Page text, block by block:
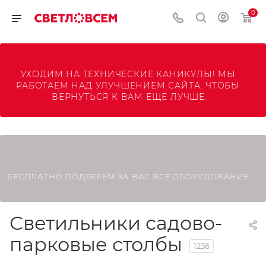
0
УХОДИМ НА ТЕХНИЧЕСКИЕ КАНИКУЛЫ! МЫ
РАБОТАЕМ НАД УЛУЧШЕНИЕМ САЙТА, ЧТОБЫ
ВЕРНУТЬСЯ К ВАМ ЕЩЕ ЛУЧШЕ.
БЕСПЛАТНО ПОДБЕРЕМ ЗА ВАС ВСЁ ОБОРУДОВАНИЕ.
Светильники садово-
парковые столбы
1236